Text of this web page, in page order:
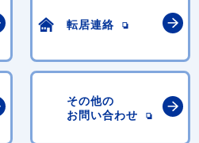
転居連絡
その他の
お問い合わせ